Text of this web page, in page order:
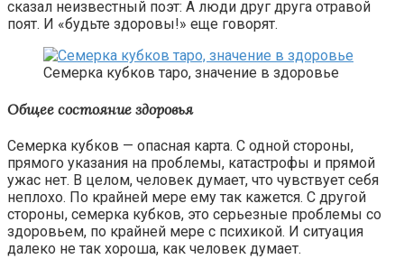
сказал неизвестный поэт: А люди друг друга отравой
поят. И «будьте здоровы!» еще говорят.
Семерка кубков таро, значение в здоровье
Общее состояние здоровья
Семерка кубков — опасная карта. С одной стороны,
прямого указания на проблемы, катастрофы и прямой
ужас нет. В целом, человек думает, что чувствует себя
неплохо. По крайней мере ему так кажется. С другой
стороны, семерка кубков, это серьезные проблемы со
здоровьем, по крайней мере с психикой. И ситуация
далеко не так хороша, как человек думает.